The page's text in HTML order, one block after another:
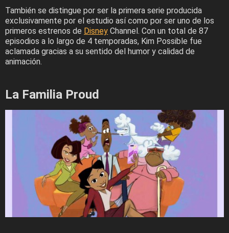
También se distingue por ser la primera serie producida
exclusivamente por el estudio así como por ser uno de los
primeros estrenos de Disney Channel. Con un total de 87
episodios a lo largo de 4 temporadas, Kim Possible fue
aclamada gracias a su sentido del humor y calidad de
animación.
La Familia Proud